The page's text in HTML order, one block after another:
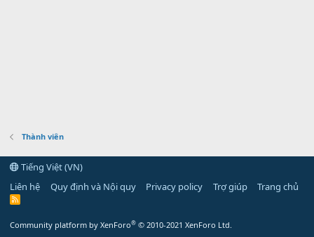
Thành viên
Tiếng Việt (VN)
Liên hệ
Quy định và Nội quy Privacy policy Trợ giúp Trang chủ
R
Community platform by XenForo® © 2010-2021 XenForo Ltd.